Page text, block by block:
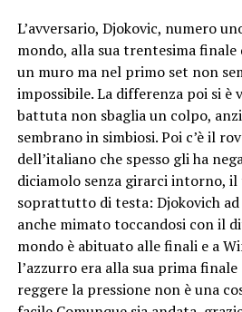
L’avversario, Djokovic, numero
mondo, alla sua trentesima finale
un muro ma nel primo set non
impossibile. La differenza poi si è
battuta non sbaglia un colpo,
sembrano in simbiosi. Poi c’è il
dell’italiano che spesso gli ha
diciamolo senza girarci intorno,
soprattutto di testa: Djokovich
anche mimato toccandosi con il
mondo è abituato alle finali e a
l’azzurro era alla sua prima
reggere la pressione non è una